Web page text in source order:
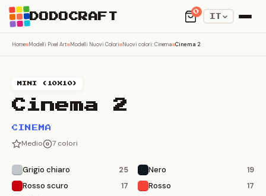
DODOCRAFT
0
Home Modelli Pixel Art Modelli Nuovi Colori Nuovi colori: Cinema Cinema 2
MINI (10X10)
Cinema 2
CINEMA
Medio 7 colori
Grigio chiaro 25 Nero 19
Rosso scuro 17 Rosso 17